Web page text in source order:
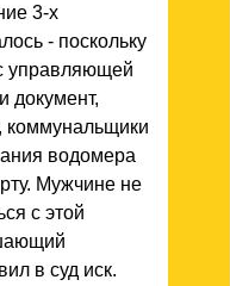
3-х
- поскольку
управляющей
документ,
коммунальщики
водомера
Мужчине не
с этой
в суд иск.